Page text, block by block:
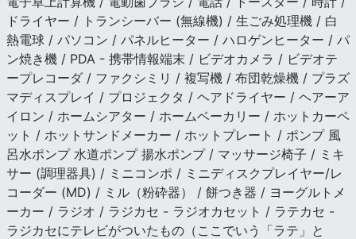
ドライヤー / トランシーバー (無線機) / 生ごみ処理機 / 白
熱電球 / パソコン / パネルヒーター / ハロゲンヒーター / パ
ン焼き機 / PDA - 携帯情報端末 / ビデオカメラ / ビデオテ
ープレコーダ / ファクシミリ / 複写機 / 布団乾燥機 / プラズ
マディスプレイ / プロジェクタ / ヘアドライヤー / ヘアーア
イロン / ホームシアター / ホームベーカリー / ホットカーペ
ット / ホットサンドメーカー / ホットプレート / ポンプ 風
呂水ポンプ 水道ポンプ 揚水ポンプ / マッサージ椅子 / ミキ
サー (調理器具) / ミニコンポ / ミニディスクプレイヤー/レ
コーダー (MD) / ミル（粉砕器） / 餅つき器 / ヨーグルトメ
ーカー / ラジオ / ラジカセ - ラジオカセット / ラテカセ -
ラジカセにテレビがついたもの（ここでいう「ラテ」と